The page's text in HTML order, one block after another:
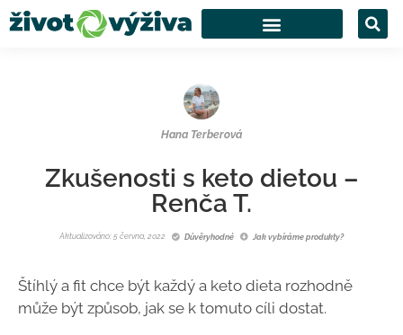
Hana Terberová
Zkušenosti s keto dietou –
Renča T.
Aktualizováno: 5 června, 2022 Důvěryhodné Jak vybíráme produkty?
Štíhlý a fit chce být každý a keto dieta rozhodně
může být způsob, jak se k tomuto cíli dostat.